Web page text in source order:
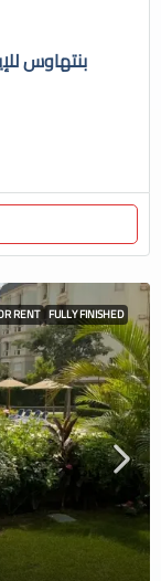
بنتهاوس
RENT FULLY FINISHED